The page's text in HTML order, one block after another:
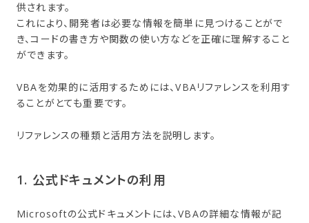
供されます。
これにより、開発者は必要な情報を簡単に見つけることがで
き、コードの書き方や関数の使い方などを正確に理解すること
ができます。
VBAを効果的に活用するためには、VBAリファレンスを利用す
ることがとても重要です。
リファレンスの種類と活用方法を説明します。
1. 公式ドキュメントの​利用
Microsoftの公式ドキュメントには、VBAの詳細な情報が記